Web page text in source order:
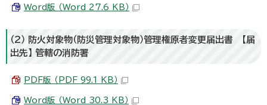
Word版 （Word 27.6 KB）
（2） 防火対象物（防災管理対象物）管理権原者変更届出書 【届
出先】 管轄の消防署
PDF版 （PDF 99.1 KB）
Word版 （Word 30.3 KB）